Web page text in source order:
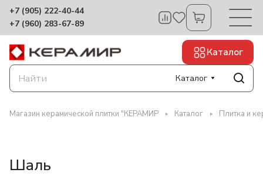
+7 (905) 222-40-44
+7 (960) 283-67-89
Каталог
Каталог
Магазин керамической плитки "КЕРАМИР Каталог Плитка и
Шаль